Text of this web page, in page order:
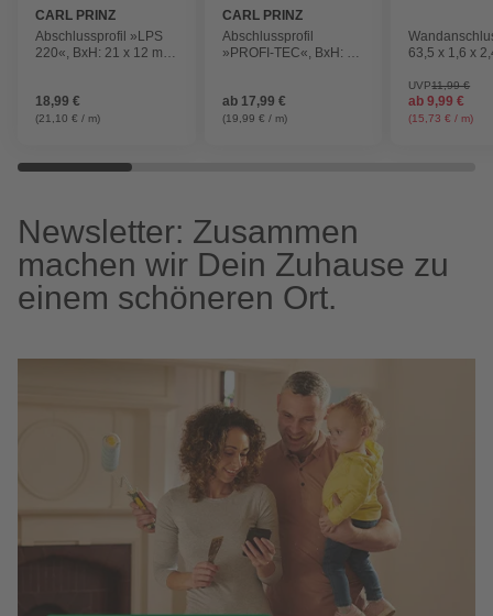
CARL PRINZ
Abschlussprofil »LPS
220«, BxH: 21 x 12 mm,
18,99 €
(21,10 € / m)
CARL PRINZ
Abschlussprofil
»PROFI-TEC«, BxH: 28
ab 17,99 €
(19,99 € / m)
63,5 x 1,6 x
Anthrazit
UVP11,99 €
ab9,99 €
(15,73 € / m)
Newsletter: Zusammen
machen wir Dein Zuhause zu
einem schöneren Ort.